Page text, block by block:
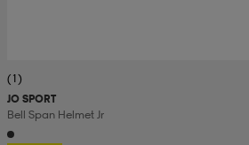
(1)
JO SPORT
Bell Span Helmet Jr